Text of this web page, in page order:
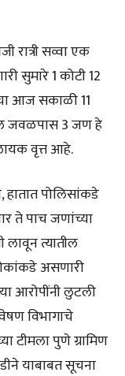
रात्री सव्वा एक
सुमारे 1 कोटी 12
आज सकाळी 11
जवळपास 3 जण हे
वृत्त आहे.
पोलिसांकडे
ते पाच जणांच्या
त्यातील
असणारी
आरोपींनी लुटली
विभागाचे
टीमला पुणे ग्रामिण
याबाबत सूचना